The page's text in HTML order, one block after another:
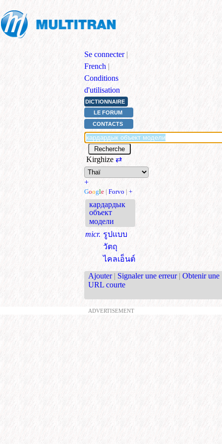
Se connecter |
French |
Conditions
d'utilisation
DICTIONNAIRE
LE FORUM
CONTACTS
Kirghize ⇄
+
Google | Forvo | +
кардардык
объект
модели
micr. รูปแบบ
วัตถุ
ไคลเอ็นต์
Ajouter | Signaler une erreur | Obtenir une
URL courte
ADVERTISEMENT